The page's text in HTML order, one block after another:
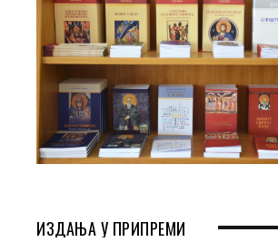
ИЗДАЊА У ПРИПРЕМИ